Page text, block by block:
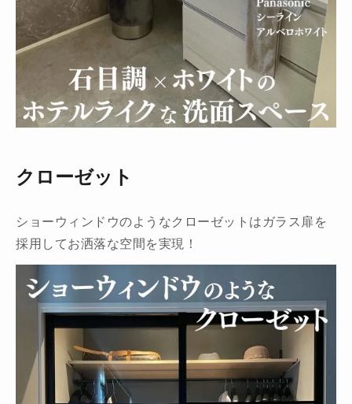
クローゼット
ショーウィンドウのようなクローゼットはガラス扉を
採用してお洒落な空間を実現！